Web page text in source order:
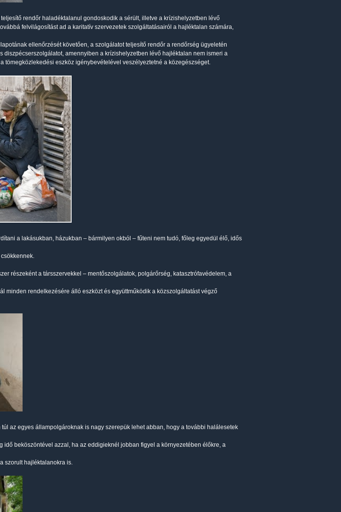
rendőr haladéktalanul gondoskodik a sérült, illetve a krízishelyzetben lévő
felvilágosítást ad a karitatív szervezetek szolgáltatásairól a hajléktalan számára,
ellenőrzését követően, a szolgálatot teljesítő rendőr a rendőrség ügyeletén
diszpécserszolgálatot, amennyiben a krízishelyzetben lévő hajléktalan nem ismeri a
tömegközlekedési eszköz igénybevételével veszélyeztetné a közegészséget.
a lakásukban, házukban – bármilyen okból – fűteni nem tudó, főleg egyedül élő, idős
részeként a társszervekkel – mentőszolgálatok, polgárőrség, katasztrófavédelem, a
minden rendelkezésére álló eszközt és együttműködik a közszolgáltatást végző
az egyes állampolgároknak is nagy szerepük lehet abban, hogy a további halálesetek
idő beköszöntével azzal, ha az eddigieknél jobban figyel a környezetében élőkre, a
szorult hajléktalanokra is.